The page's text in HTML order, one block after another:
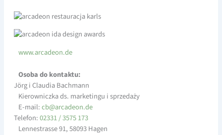
www.arcadeon.de
Osoba do kontaktu:
Jörg i Claudia Bachmann
Kierowniczka ds. marketingu i sprzedaży
E-mail:
ed.no
edacr
a@bc
Telefon:02331 / 3575 173
Lennestrasse 91, 58093 Hagen